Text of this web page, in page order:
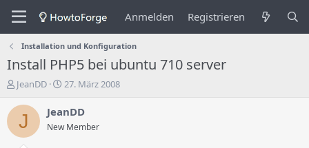
Anmelden Registrieren
Installation und Konfiguration
Install PHP5 bei ubuntu 710 server
E
s
e
JeanDD
E
s
e
27. März 2008
J JeanDD
New Member